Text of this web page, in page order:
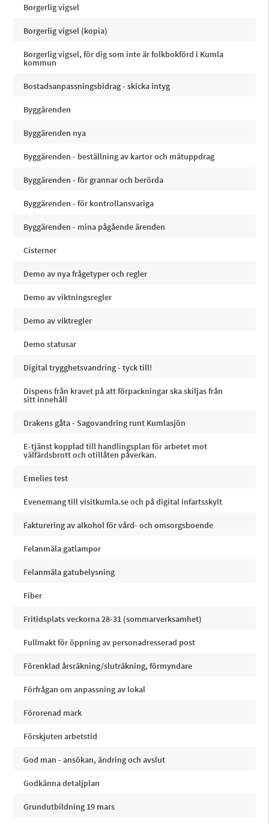
Borgerlig vigsel
Borgerlig vigsel (kopia)
Borgerlig vigsel, för dig som inte är folkbokförd i Kumla
kommun
Bostadsanpassningsbidrag - skicka intyg
Byggärenden
Byggärenden nya
Byggärenden - beställning av kartor och mätuppdrag
Byggärenden - för grannar och berörda
Byggärenden - för kontrollansvariga
Byggärenden - mina pågående ärenden
Cisterner
Demo av nya frågetyper och regler
Demo av viktningsregler
Demo av viktregler
Demo statusar
Digital trygghetsvandring - tyck till!
Dispens från kravet på att förpackningar ska skiljas från
sitt innehåll
Drakens gåta - Sagovandring runt Kumlasjön
E-tjänst kopplad till handlingsplan för arbetet mot
välfärdsbrott och otillåten påverkan.
Emelies test
Evenemang till visitkumla.se och på digital infartsskylt
Fakturering av alkohol för vård- och omsorgsboende
Felanmäla gatlampor
Felanmäla gatubelysning
Fiber
Fritidsplats veckorna 28-31 (sommarverksamhet)
Fullmakt för öppning av personadresserad post
Förenklad årsräkning/sluträkning, förmyndare
Förfrågan om anpassning av lokal
Förorenad mark
Förskjuten arbetstid
God man - ansökan, ändring och avslut
Godkänna detaljplan
Grundutbildning 19 mars